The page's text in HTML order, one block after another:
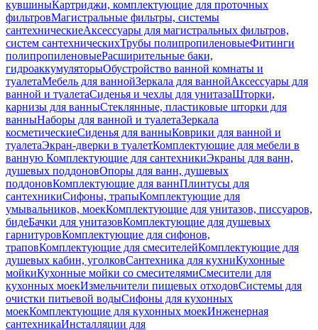
кувшиныКартриджи, комплектующие для проточных
фильтровМагистральные фильтры, системы
сантехническиеАксессуары для магистральных фильтров,
систем сантехническихТрубы полипропиленовыеФитинги
полипропиленовыеРасширительные баки,
гидроаккумуляторыОбустройство ванной комнаты и
туалетаМебель для ваннойЗеркала для ваннойАксессуары для
ванной и туалетаСиденья и чехлы для унитазаШторки,
карнизы для ванныСтеклянные, пластиковые шторки для
ванныНаборы для ванной и туалетаЗеркала
косметическиеСиденья для ванныКоврики для ванной и
туалетаЭкран-дверки в туалетКомплектующие для мебели в
ванную Комплектующие для сантехникиЭкраны для ванн,
душевых поддоновОпоры для ванн, душевых
поддоновКомплектующие для ваннПлинтусы для
сантехникиСифоны, трапыКомплектующие для
умывальников, моекКомплектующие для унитазов, писсуаров,
бидеБачки для унитазовКомплектующие для душевых
гарнитуровКомплектующие для сифонов,
траповКомплектующие для смесителейКомплектующие для
душевых кабин, уголковСантехника для кухниКухонные
мойкиКухонные мойки со смесителямиСмесители для
кухонных моекИзмельчители пищевых отходовСистемы для
очистки питьевой водыСифоны для кухонных
моекКомплектующие для кухонных моекИнженерная
сантехникаИнсталляции для